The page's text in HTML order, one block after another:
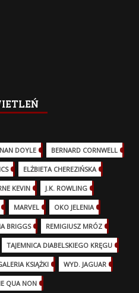
DOYLE BERNARD CORNWELL
(17)ELŻBIETA CHEREZIŃSKA
KEVIN J.K. ROWLING
MARVEL (32)OKO JELENIA
BRIGGS (12)REMIGIUSZ MRÓZ
(11)TAJEMNICA DIABELSKIEGO KRĘGU
KSIĄŻKI WYD. JAGUAR
QUA NON